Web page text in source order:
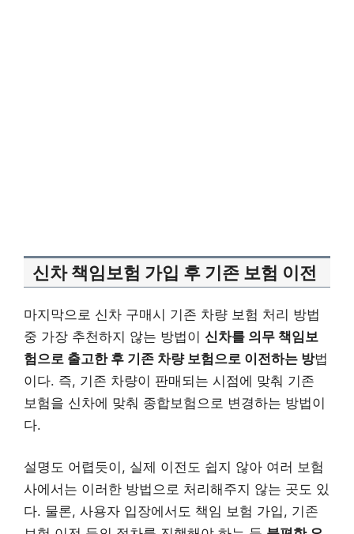
신차 책임보험 가입 후 기존 보험 이전
마지막으로 신차 구매시 기존 차량 보험 처리 방법
중 가장 추천하지 않는 방법이 신차를 의무 책임보
험으로 출고한 후 기존 차량 보험으로 이전하는 방법
이다. 즉, 기존 차량이 판매되는 시점에 맞춰 기존
보험을 신차에 맞춰 종합보험으로 변경하는 방법이
다.
설명도 어렵듯이, 실제 이전도 쉽지 않아 여러 보험
사에서는 이러한 방법으로 처리해주지 않는 곳도 있
다. 물론, 사용자 입장에서도 책임 보험 가입, 기존